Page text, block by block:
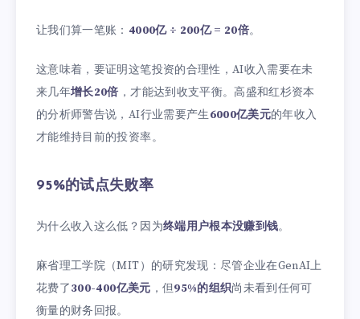
让我们算一笔账： 4000亿 ÷ 200亿 = 20倍。
这意味着，要证明这笔投资的合理性，AI收入需要在未
来几年增长20倍 ，才能达到收支平衡。高盛和红杉资本
的分析师警告说，AI行业需要产生6000亿美元的年收入
才能维持目前的投资率。
95%的试点失败率
为什么收入这么低？因为终端用户根本没赚到钱。
麻省理工学院（MIT）的研究发现：尽管企业在GenAI上
花费了300-400亿美元 ，但95%的组织尚未看到任何可
衡量的财务回报。